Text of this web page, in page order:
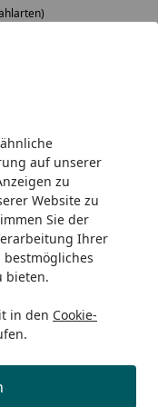
auf unserer
zu
Website zu
Sie der
Ihrer
bieten.
in den Cookie-
Elektrobetrieb
versch.